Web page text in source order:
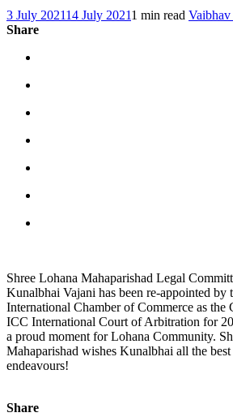
3 July 202114 July 20211 min read
Share
Shree Lohana Mahaparishad Legal
Kunalbhai Vajani has been re-appointed by
International Chamber of Commerce as
ICC International Court of Arbitration for
a proud moment for Lohana Community.
Mahaparishad wishes Kunalbhai all the
endeavours!
Share